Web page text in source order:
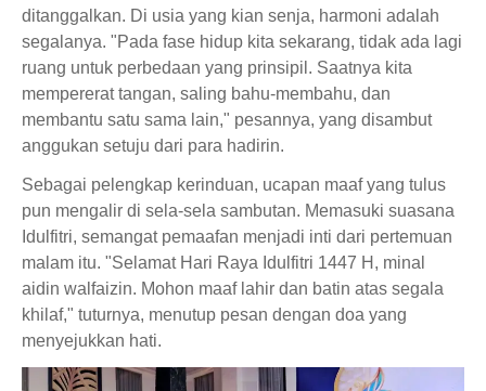
ditanggalkan. Di usia yang kian senja, harmoni adalah
segalanya. "Pada fase hidup kita sekarang, tidak ada lagi
ruang untuk perbedaan yang prinsipil. Saatnya kita
mempererat tangan, saling bahu-membahu, dan
membantu satu sama lain," pesannya, yang disambut
anggukan setuju dari para hadirin.
Sebagai pelengkap kerinduan, ucapan maaf yang tulus
pun mengalir di sela-sela sambutan. Memasuki suasana
Idulfitri, semangat pemaafan menjadi inti dari pertemuan
malam itu. "Selamat Hari Raya Idulfitri 1447 H, minal
aidin walfaizin. Mohon maaf lahir dan batin atas segala
khilaf," tuturnya, menutup pesan dengan doa yang
menyejukkan hati.